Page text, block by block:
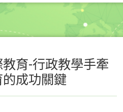
教育-行政教學手牽
成功關鍵